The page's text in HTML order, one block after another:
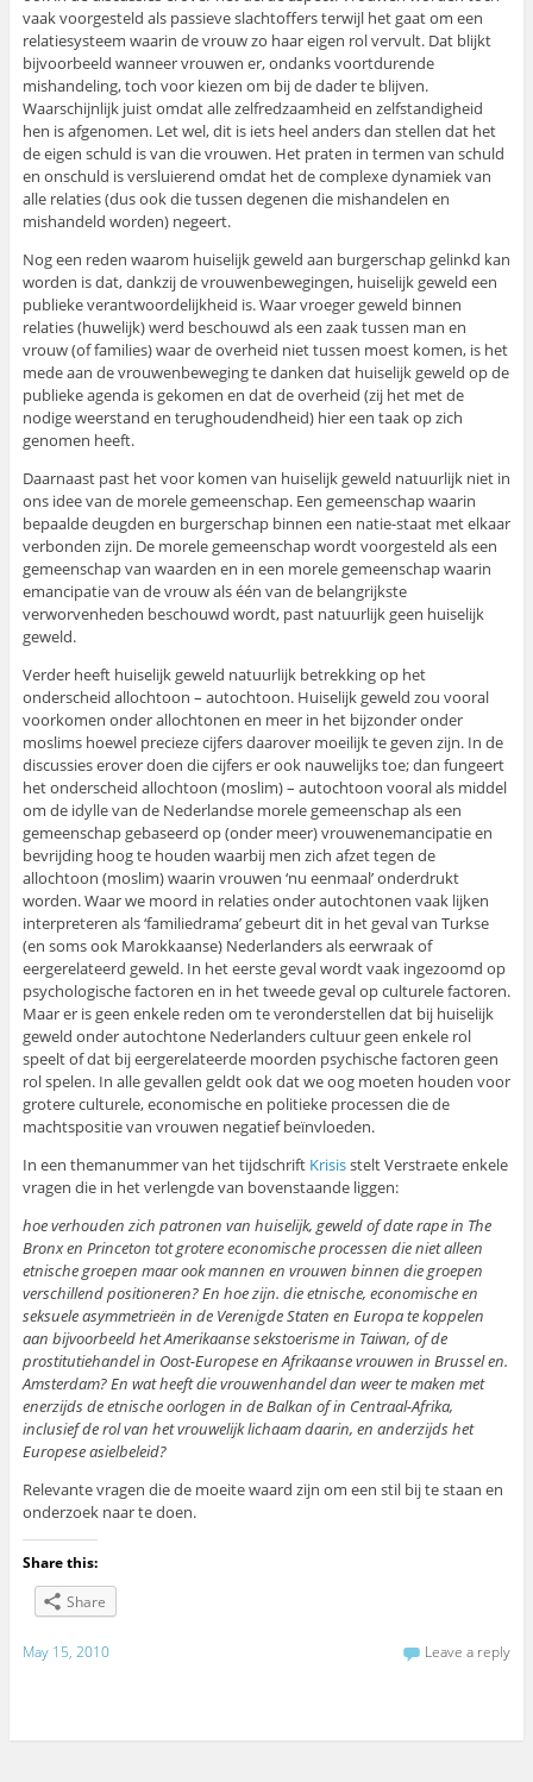
vaak voorgesteld als passieve slachtoffers terwijl het gaat om een
relatiesysteem waarin de vrouw zo haar eigen rol vervult. Dat blijkt
bijvoorbeeld wanneer vrouwen er, ondanks voortdurende
mishandeling, toch voor kiezen om bij de dader te blijven.
Waarschijnlijk juist omdat alle zelfredzaamheid en zelfstandigheid
hen is afgenomen. Let wel, dit is iets heel anders dan stellen dat het
de eigen schuld is van die vrouwen. Het praten in termen van schuld
en onschuld is versluierend omdat het de complexe dynamiek van
alle relaties (dus ook die tussen degenen die mishandelen en
mishandeld worden) negeert.
Nog een reden waarom huiselijk geweld aan burgerschap gelinkd kan
worden is dat, dankzij de vrouwenbewegingen, huiselijk geweld een
publieke verantwoordelijkheid is. Waar vroeger geweld binnen
relaties (huwelijk) werd beschouwd als een zaak tussen man en
vrouw (of families) waar de overheid niet tussen moest komen, is het
mede aan de vrouwenbeweging te danken dat huiselijk geweld op de
publieke agenda is gekomen en dat de overheid (zij het met de
nodige weerstand en terughoudendheid) hier een taak op zich
genomen heeft.
Daarnaast past het voor komen van huiselijk geweld natuurlijk niet in
ons idee van de morele gemeenschap. Een gemeenschap waarin
bepaalde deugden en burgerschap binnen een natie-staat met elkaar
verbonden zijn. De morele gemeenschap wordt voorgesteld als een
gemeenschap van waarden en in een morele gemeenschap waarin
emancipatie van de vrouw als één van de belangrijkste
verworvenheden beschouwd wordt, past natuurlijk geen huiselijk
geweld.
Verder heeft huiselijk geweld natuurlijk betrekking op het
onderscheid allochtoon – autochtoon. Huiselijk geweld zou vooral
voorkomen onder allochtonen en meer in het bijzonder onder
moslims hoewel precieze cijfers daarover moeilijk te geven zijn. In de
discussies erover doen die cijfers er ook nauwelijks toe; dan fungeert
het onderscheid allochtoon (moslim) – autochtoon vooral als middel
om de idylle van de Nederlandse morele gemeenschap als een
gemeenschap gebaseerd op (onder meer) vrouwenemancipatie en
bevrijding hoog te houden waarbij men zich afzet tegen de
allochtoon (moslim) waarin vrouwen ‘nu eenmaal’ onderdrukt
worden. Waar we moord in relaties onder autochtonen vaak lijken
interpreteren als ‘familiedrama’ gebeurt dit in het geval van Turkse
(en soms ook Marokkaanse) Nederlanders als eerwraak of
eergerelateerd geweld. In het eerste geval wordt vaak ingezoomd op
psychologische factoren en in het tweede geval op culturele factoren.
Maar er is geen enkele reden om te veronderstellen dat bij huiselijk
geweld onder autochtone Nederlanders cultuur geen enkele rol
speelt of dat bij eergerelateerde moorden psychische factoren geen
rol spelen. In alle gevallen geldt ook dat we oog moeten houden voor
grotere culturele, economische en politieke processen die de
machtspositie van vrouwen negatief beïnvloeden.
In een themanummer van het tijdschrift Krisisstelt Verstraete enkele
vragen die in het verlengde van bovenstaande liggen:
hoe verhouden zich patronen van huiselijk, geweld of date rape in The
Bronx en Princeton tot grotere economische processen die niet alleen
etnische groepen maar ook mannen en vrouwen binnen die groepen
verschillend positioneren? En hoe zijn. die etnische, economische en
seksuele asymmetrieën in de Verenigde Staten en Europa te koppelen
aan bijvoorbeeld het Amerikaanse sekstoerisme in Taiwan, of de
prostitutiehandel in Oost-Europese en Afrikaanse vrouwen in Brussel en.
Amsterdam? En wat heeft die vrouwenhandel dan weer te maken met
enerzijds de etnische oorlogen in de Balkan of in Centraal-Afrika,
inclusief de rol van het vrouwelijk lichaam daarin, en anderzijds het
Europese asielbeleid?
Relevante vragen die de moeite waard zijn om een stil bij te staan en
onderzoek naar te doen.
Share this:
Share
May 15, 2010 Leave a reply